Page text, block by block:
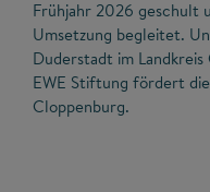
Frühjahr 2026 geschult
Umsetzung begleitet.
Duderstadt im
EWE Stiftung fördert
Cloppenburg.